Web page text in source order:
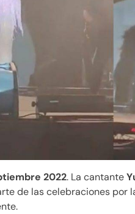
2022. La cantante
de las celebraciones por